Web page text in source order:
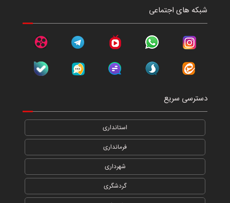
شبکه های اجتماعی
دسترسی سریع
استانداری
فرمانداری
شهرداری
گردشگری